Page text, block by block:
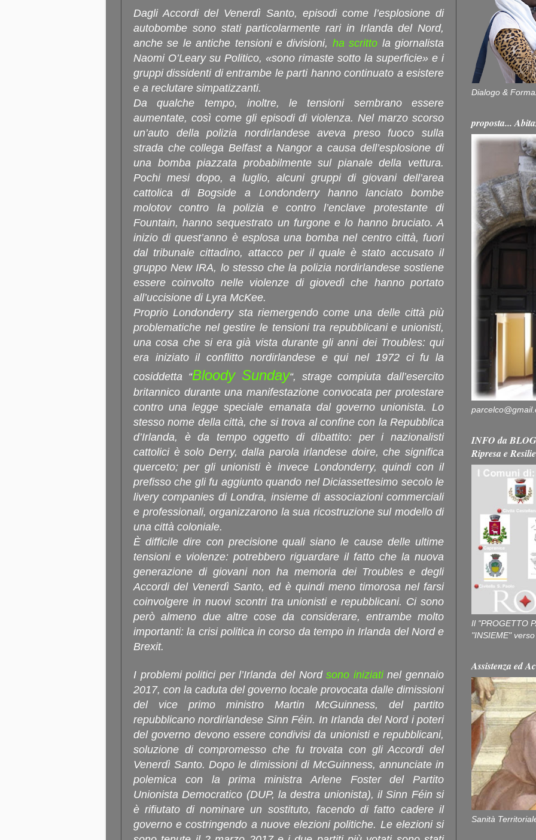
Dagli Accordi del Venerdì Santo, episodi come l’esplosione di
autobombe sono stati particolarmente rari in Irlanda del Nord,
anche se le antiche tensioni e divisioni, ha scritto la giornalista
Naomi O’Leary su Politico, «sono rimaste sotto la superficie» e i
gruppi dissidenti di entrambe le parti hanno continuato a esistere
e a reclutare simpatizzanti.
Da qualche tempo, inoltre, le tensioni sembrano essere
aumentate, così come gli episodi di violenza. Nel marzo scorso
un’auto della polizia nordirlandese aveva preso fuoco sulla
strada che collega Belfast a Nangor a causa dell’esplosione di
una bomba piazzata probabilmente sul pianale della vettura.
Pochi mesi dopo, a luglio, alcuni gruppi di giovani dell’area
cattolica di Bogside a Londonderry hanno lanciato bombe
molotov contro la polizia e contro l’enclave protestante di
Fountain, hanno sequestrato un furgone e lo hanno bruciato. A
inizio di quest’anno è esplosa una bomba nel centro città, fuori
dal tribunale cittadino, attacco per il quale è stato accusato il
gruppo New IRA, lo stesso che la polizia nordirlandese sostiene
essere coinvolto nelle violenze di giovedì che hanno portato
all’uccisione di Lyra McKee.
Proprio Londonderry sta riemergendo come una delle città più
problematiche nel gestire le tensioni tra repubblicani e unionisti,
una cosa che si era già vista durante gli anni dei Troubles: qui
era iniziato il conflitto nordirlandese e qui nel 1972 ci fu la
cosiddetta “Bloody Sunday“, strage compiuta dall’esercito
britannico durante una manifestazione convocata per protestare
contro una legge speciale emanata dal governo unionista. Lo
stesso nome della città, che si trova al confine con la Repubblica
d’Irlanda, è da tempo oggetto di dibattito: per i nazionalisti
cattolici è solo Derry, dalla parola irlandese doire, che significa
querceto; per gli unionisti è invece Londonderry, quindi con il
prefisso che gli fu aggiunto quando nel Diciassettesimo secolo le
livery companies di Londra, insieme di associazioni commerciali
e professionali, organizzarono la sua ricostruzione sul modello di
una città coloniale.
È difficile dire con precisione quali siano le cause delle ultime
tensioni e violenze: potrebbero riguardare il fatto che la nuova
generazione di giovani non ha memoria dei Troubles e degli
Accordi del Venerdì Santo, ed è quindi meno timorosa nel farsi
coinvolgere in nuovi scontri tra unionisti e repubblicani. Ci sono
però almeno due altre cose da considerare, entrambe molto
importanti: la crisi politica in corso da tempo in Irlanda del Nord e
Brexit.
I problemi politici per l’Irlanda del Nordsono iniziatinel gennaio
2017, con la caduta del governo locale provocata dalle dimissioni
del vice primo ministro Martin McGuinness, del partito
repubblicano nordirlandese Sinn Féin. In Irlanda del Nord i poteri
del governo devono essere condivisi da unionisti e repubblicani,
soluzione di compromesso che fu trovata con gli Accordi del
Venerdì Santo. Dopo le dimissioni di McGuinness, annunciate in
polemica con la prima ministra Arlene Foster del Partito
Unionista Democratico (DUP, la destra unionista), il Sinn Féin si
è rifiutato di nominare un sostituto, facendo di fatto cadere il
governo e costringendo a nuove elezioni politiche. Le elezioni si
Dialogo &
proposta...
INFO da
Ripresa e
Il "PROGETTO
"INSIEME"
Assistenza ed
Sanità